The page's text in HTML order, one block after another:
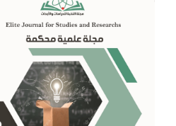
الإصدار الثالث - العدد
الأول
الإصدار الثالث - العدد
الثاني